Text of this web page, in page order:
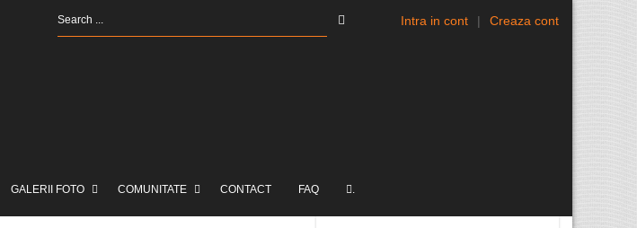
Intra in cont | Creaza cont
GALERII FOTO COMUNITATE CONTACT FAQ .